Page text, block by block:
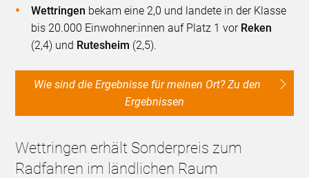
Wettringen bekam eine 2,0 und landete in der Klasse
bis 20.000 Einwohner:innen auf Platz 1 vor Reken
(2,4) und Rutesheim (2,5).
Wie sind die Ergebnisse für meinen Ort? Zu den
Ergebnissen
Wettringen erhält Sonderpreis zum
Radfahren im ländlichen Raum